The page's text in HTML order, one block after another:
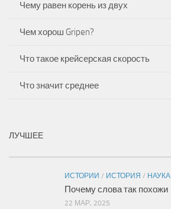
Чему равен корень из двух
Чем хорош Gripen?
Что такое крейсерская скорость
Что значит среднее
ЛУЧШЕЕ
ИСТОРИИ / ИСТОРИЯ / НАУКА
Почему слова так похожи
22 МАР, 2025